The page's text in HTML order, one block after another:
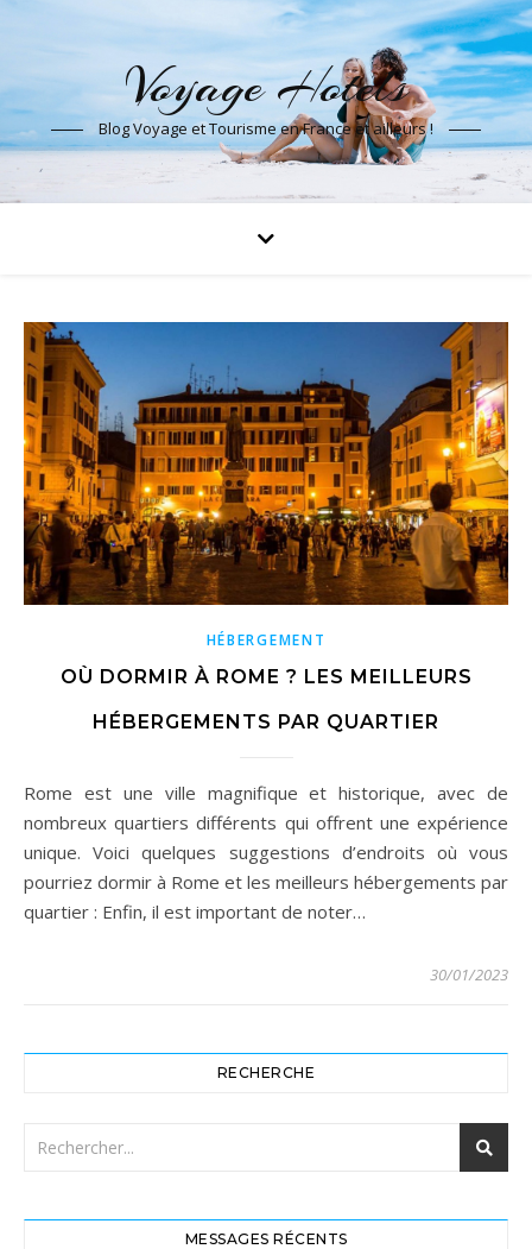
Voyage Hotels
Blog Voyage et Tourisme en France et ailleurs !
HÉBERGEMENT
OÙ DORMIR À ROME ? LES MEILLEURS
HÉBERGEMENTS PAR QUARTIER
Rome est une ville magnifique et historique, avec de
nombreux quartiers différents qui offrent une expérience
unique. Voici quelques suggestions d’endroits où vous
pourriez dormir à Rome et les meilleurs hébergements par
quartier : Enfin, il est important de noter…
30/01/2023
RECHERCHE
MESSAGES RÉCENTS